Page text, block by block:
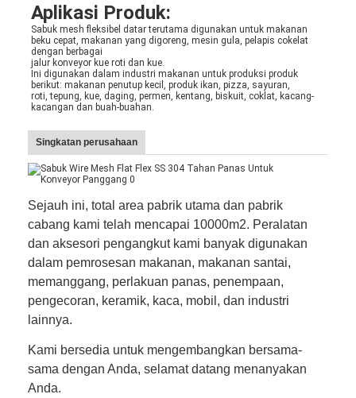
Aplikasi Produk:
Sabuk mesh fleksibel datar terutama digunakan untuk makanan
beku cepat, makanan yang digoreng, mesin gula, pelapis cokelat
dengan berbagai
jalur konveyor kue roti dan kue.
Ini digunakan dalam industri makanan untuk produksi produk
berikut: makanan penutup kecil, produk ikan, pizza, sayuran,
roti, tepung, kue, daging, permen, kentang, biskuit, coklat, kacang-
kacangan dan buah-buahan.
Singkatan perusahaan
Sejauh ini, total area pabrik utama dan pabrik
cabang kami telah mencapai 10000m2. Peralatan
dan aksesori pengangkut kami banyak digunakan
dalam pemrosesan makanan, makanan santai,
memanggang, perlakuan panas, penempaan,
pengecoran, keramik, kaca, mobil, dan industri
lainnya.
Kami bersedia untuk mengembangkan bersama-
sama dengan Anda, selamat datang menanyakan
Anda.